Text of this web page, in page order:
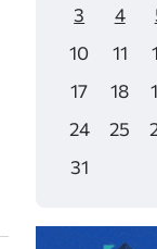
3
4
10
11
17
18
24
25
31